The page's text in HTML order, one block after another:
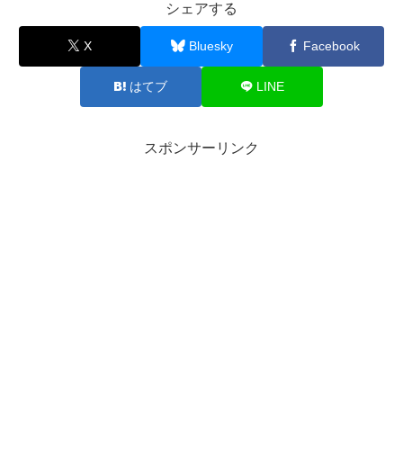
シェアする
X Bluesky Facebook
はてブ LINE
スポンサーリンク